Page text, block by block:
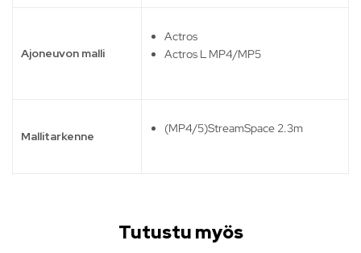
Ajoneuvon malli
Actros
Actros L MP4/MP5
Mallitarkenne
(MP4/5)StreamSpace 2.3m
Tutustu myös